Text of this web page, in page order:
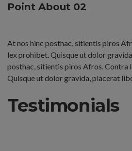
Point About 02
At nos hinc posthac, sitientis piros
lex prohibet. Quisque ut dolor
posthac, sitientis piros Afros.
Quisque ut dolor gravida, placerat
Testimonials